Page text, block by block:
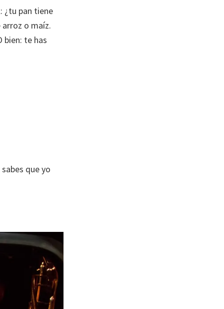
¿tu pan tiene
arroz o maíz.
bien: te has
que yo